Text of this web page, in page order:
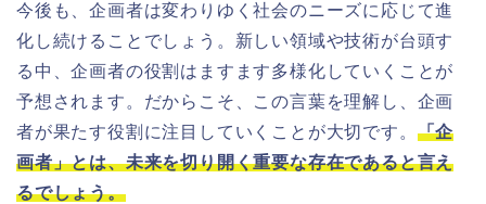
今後も、企画者は変わりゆく社会のニーズに応じて進
化し続けることでしょう。新しい領域や技術が台頭す
る中、企画者の役割はますます多様化していくことが
予想されます。だからこそ、この言葉を理解し、企画
者が果たす役割に注目していくことが大切です。 「企
画者」とは、未来を切り開く重要な存在であると言え
るでしょう。